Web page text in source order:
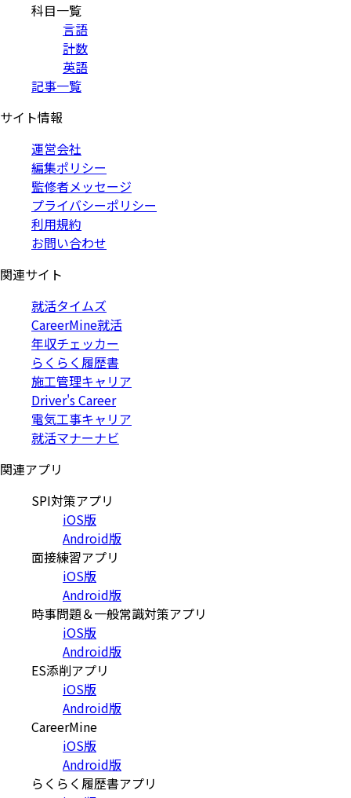
科目一覧
言語
計数
英語
記事一覧
サイト情報
運営会社
編集ポリシー
監修者メッセージ
プライバシーポリシー
利用規約
お問い合わせ
関連サイト
就活タイムズ
CareerMine就活
年収チェッカー
らくらく履歴書
施工管理キャリア
Driver's Career
電気工事キャリア
就活マナーナビ
関連アプリ
SPI対策アプリ
iOS版
Android版
面接練習アプリ
iOS版
Android版
時事問題＆一般常識対策アプリ
iOS版
Android版
ES添削アプリ
iOS版
Android版
CareerMine
iOS版
Android版
らくらく履歴書アプリ